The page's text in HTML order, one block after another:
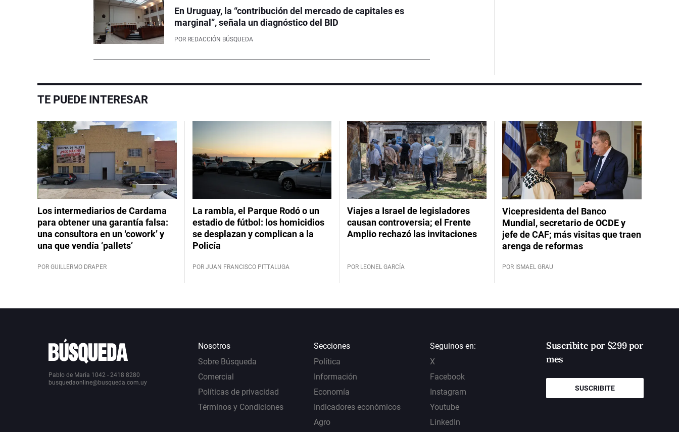
En Uruguay, la “contribución del mercado de capitales es
marginal”, señala un diagnóstico del BID
POR REDACCIÓN BÚSQUEDA
TE PUEDE INTERESAR
Los intermediarios de Cardama
para obtener una garantía falsa:
una consultora en un ‘cowork’ y
una que vendía ‘pallets’
POR GUILLERMO DRAPER
La rambla, el Parque Rodó o un
estadio de fútbol: los homicidios
se desplazan y complican a la
Policía
POR JUAN FRANCISCO PITTALUGA
Viajes a Israel de legisladores
causan controversia; el Frente
Amplio rechazó las invitaciones
POR LEONEL GARCÍA
Vicepresidenta del Banco
Mundial, secretario de OCDE y
jefe de CAF; más visitas que traen
arenga de reformas
POR ISMAEL GRAU
Pablo de María 1042 - 2418 8280
busquedaonline@busqueda.com.uy
Nosotros
Sobre Búsqueda
Comercial
Políticas de privacidad
Términos y Condiciones
Secciones
Política
Información
Economía
Indicadores económicos
Agro
Seguinos en:
X
Facebook
Instagram
Youtube
LinkedIn
Suscribite por $299 por
mes
SUSCRIBITE